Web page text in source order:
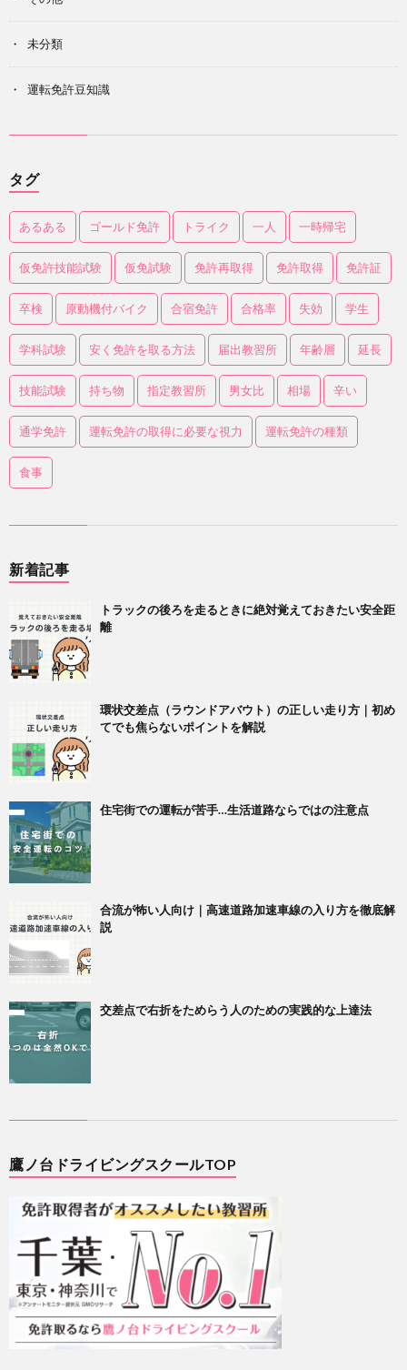
未分類
運転免許豆知識
タグ
あるある ゴールド免許 トライク 一人 一時帰宅
仮免許技能試験 仮免試験 免許再取得 免許取得 免許証
卒検 原動機付バイク 合宿免許 合格率 失効 学生
学科試験 安く免許を取る方法 届出教習所 年齢層 延長
技能試験 持ち物 指定教習所 男女比 相場 辛い
通学免許 運転免許の取得に必要な視力 運転免許の種類
食事
新着記事
トラックの後ろを走るときに絶対覚えておきたい安全距
離
環状交差点（ラウンドアバウト）の正しい走り方｜初め
てでも焦らないポイントを解説
住宅街での運転が苦手…生活道路ならではの注意点
合流が怖い人向け｜高速道路加速車線の入り方を徹底解
説
交差点で右折をためらう人のための実践的な上達法
鷹ノ台ドライビングスクールTOP